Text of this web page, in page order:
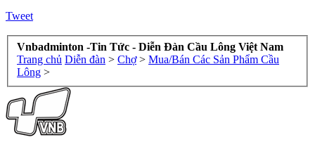
Tweet
Vnbadminton -Tin Tức - Diễn Đàn Cầu Lông Việt Nam
Trang chủ Diễn đàn > Chợ > Mua/Bán Các Sản Phẩm Cầu
Lông >